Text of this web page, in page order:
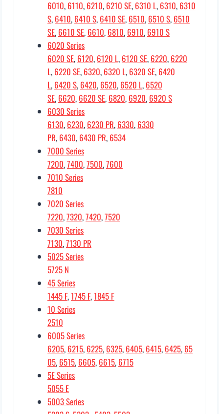
6010, 6110, 6210, 6210 SE, 6310 L, 6310, 6310
S, 6410, 6410 S, 6410 SE, 6510, 6510 S, 6510
SE, 6610 SE, 6610, 6810, 6910, 6910 S
6020 Series
6020 SE, 6120, 6120 L, 6120 SE, 6220, 6220
L, 6220 SE, 6320, 6320 L, 6320 SE, 6420
L, 6420 S, 6420, 6520, 6520 L, 6520
SE, 6620, 6620 SE, 6820, 6920, 6920 S
6030 Series
6130, 6230, 6230 PR, 6330, 6330
PR, 6430, 6430 PR, 6534
7000 Series
7200,7400,7500,7600
7010 Series
7810
7020 Series
7220,7320,7420,7520
7030 Series
7130,7130 PR
5025 Series
5725 N
45 Series
1445 F,1745 F,1845 F
10 Series
2510
6005 Series
6205, 6215, 6225, 6325, 6405, 6415, 6425, 65
05, 6515, 6605, 6615, 6715
5E Series
5055 E
5003 Series